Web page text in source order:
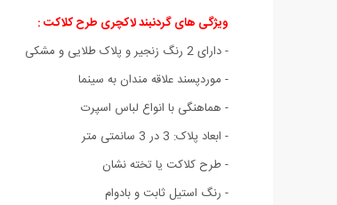
ویژگی های گردنبند لاکچری طرح کلاکت :
- دارای 2 رنگ زنجیر و پلاک طلایی و مشکی
- موردپسند علاقه مندان به سینما
- هماهنگی با انواع لباس اسپرت
- ابعاد پلاک: 3 در 3 سانمتی متر
- طرح کلاکت یا تخته نشان
- رنگ استیل ثابت و بادوام